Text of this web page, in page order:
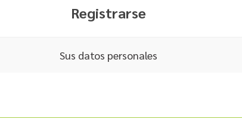
Registrarse
Sus datos personales